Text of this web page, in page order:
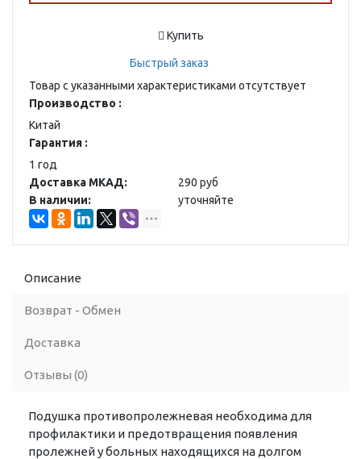
Купить
Быстрый заказ
Товар с указанными характеристиками отсутствует
Производство :
Китай
Гарантия :
1 год
Доставка МКАД:
290 руб
В наличии:
уточняйте
Описание
Возврат - Обмен
Доставка
Отзывы (0)
Подушка противопролежневая необходима для
профилактики и предотвращения появления
пролежней у больных находящихся на долгом